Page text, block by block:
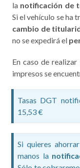
la notificación de
Si el vehículo se ha
cambio de
no se expedirá el
En caso de
impresos se
Tasas DGT
15,53 €
Si quieres
manos la